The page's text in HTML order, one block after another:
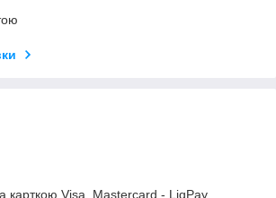
карткою Visa, Mastercard - LiqPay